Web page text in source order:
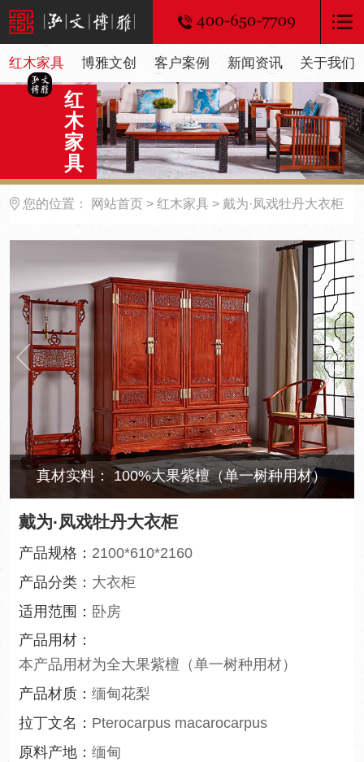
红木家具 博雅文创 客户案例 新闻资讯 关于我们
红
木
家
具
您的位置： 网站首页> 红木家具> 戴为·凤戏牡丹大衣柜
用材） 韵味十足的搭配
戴为·凤戏牡丹大衣柜
产品规格： 2100*610*2160
产品分类： 大衣柜
适用范围： 卧房
产品用材：
本产品用材为全大果紫檀（单一树种用材）
产品材质： 缅甸花梨
拉丁文名： Pterocarpus macarocarpus
原料产地： 缅甸